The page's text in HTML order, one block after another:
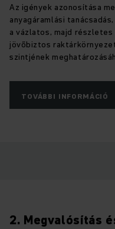
Az igények azonosítása
anyagáramlási
a vázlatos, majd
jövőbiztos
szintjének
TOVÁBBI INFORMÁCIÓ
2. Megvalósítás